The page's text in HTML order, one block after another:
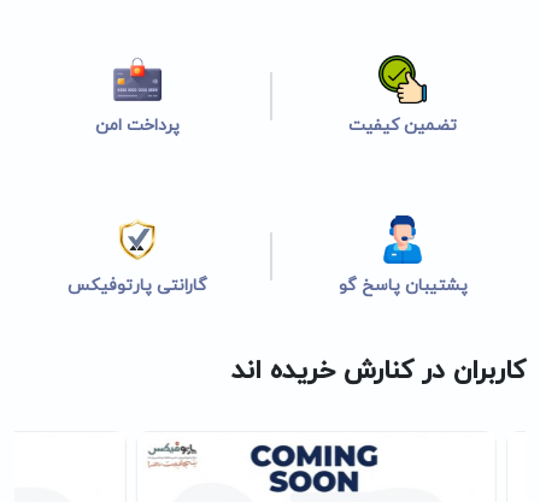
تضمین کیفیت پرداخت امن
پشتیبان پاسخ گو گارانتی پارتوفیکس
کاربران در کنارش خریده اند